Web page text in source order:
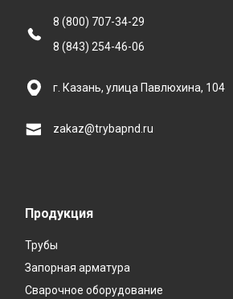
Продукция
Трубы
Запорная арматура
Сварочное оборудование
8 (800) 707-34-29
8 (843) 254-46-06
г. Казань, улица Павлюхина, 104
zakaz@trybapnd.ru